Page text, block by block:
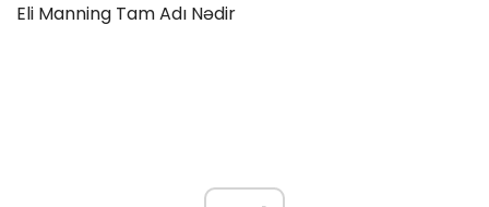
Eli Manning Tam Adı Nədir